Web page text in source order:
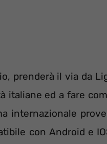
prenderà il via da
italiane ed a fare
internazionale
con Android e